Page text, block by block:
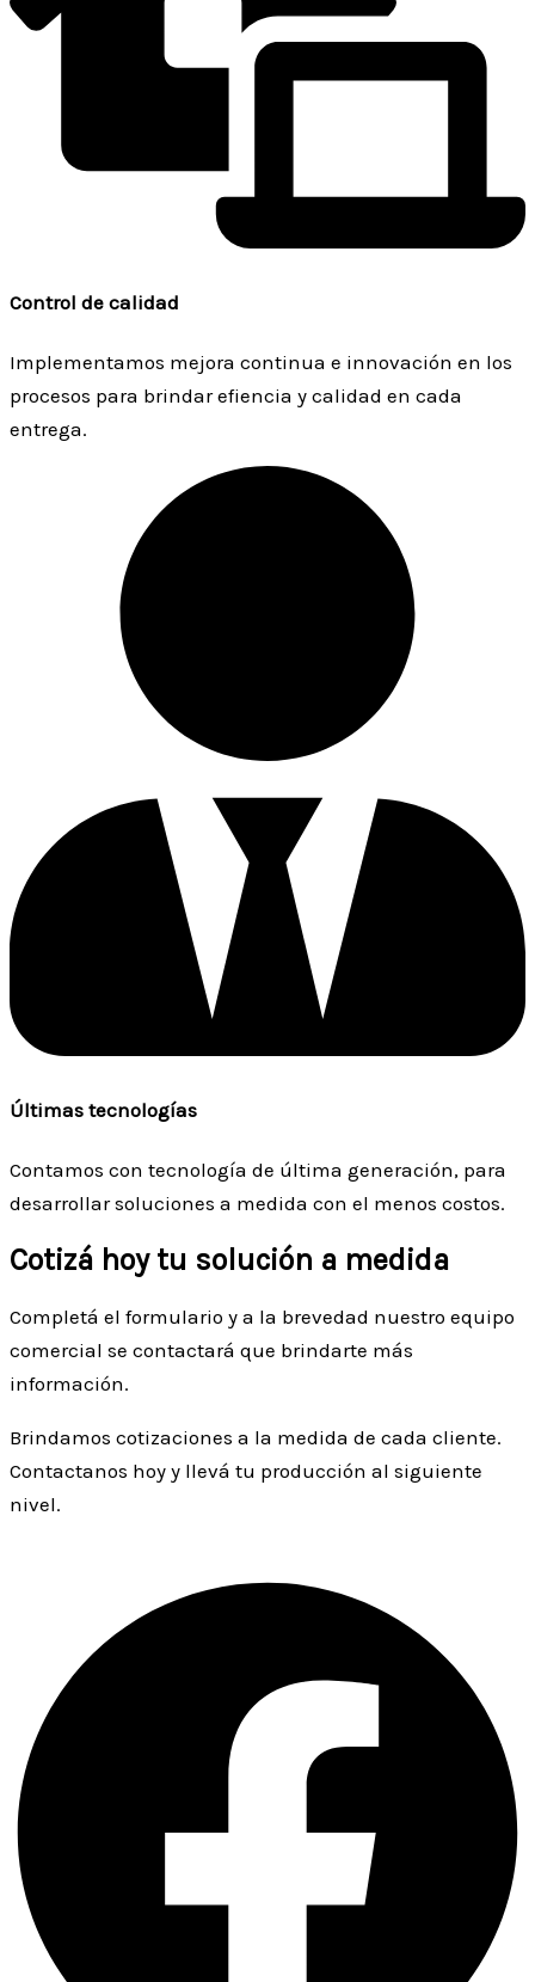
Control de calidad
Implementamos mejora continua e innovación en los
procesos para brindar efiencia y calidad en cada
entrega.
Últimas tecnologías
Contamos con tecnología de última generación, para
desarrollar soluciones a medida con el menos costos.
Cotizá hoy tu solución a medida
Completá el formulario y a la brevedad nuestro equipo
comercial se contactará que brindarte más
información.
Brindamos cotizaciones a la medida de cada cliente.
Contactanos hoy y llevá tu producción al siguiente
nivel.